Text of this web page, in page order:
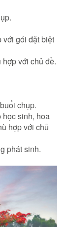
với gói đặt biệt
với chủ đề.
chụp.
học sinh, hoa
hợp với chủ
phát sinh.